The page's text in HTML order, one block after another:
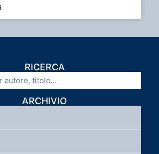
RICERCA
ARCHIVIO